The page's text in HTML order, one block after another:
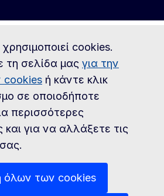
cookies.
τη σελίδα μας για την
cookies ή κάντε κλικ
σε οποιοδήποτε
περισσότερες
για να αλλάξετε τις
όλων των cookies